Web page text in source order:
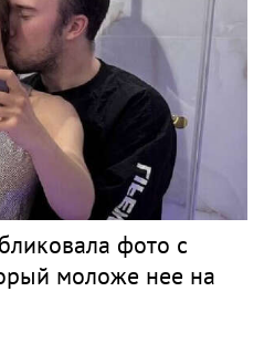
фото с
моложе нее на